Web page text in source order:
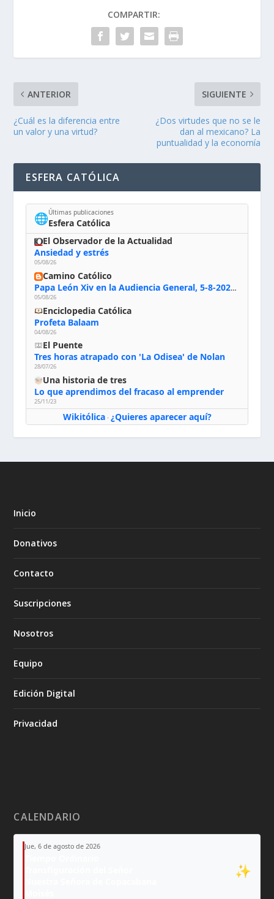
COMPARTIR:
ANTERIOR
¿Cuál es la diferencia entre
un valor y una virtud?
SIGUIENTE
¿Dos virtudes que no se le
dan al mexicano? La
puntualidad y la economía
ESFERA CATÓLICA
🌐Últimas publicaciones
Esfera Católica
El Observador de la Actualidad
Ansiedad y estrés
05/08/26
Camino Católico
Papa León Xiv en la Audiencia General, 5-8-2026: «Dios en el primer puesto; la oración, nuestra primera obligación; la liturgia, la primera fuente de la vida divina que se nos comunica, la primera escuela de nuestra vida espiritual»
05/08/26
Enciclopedia Católica
Profeta Balaam
04/08/26
El Puente
Tres horas atrapado con 'La Odisea' de Nolan
28/07/26
Una historia de tres
Lo que aprendimos del fracaso al emprender
25/11/23
Wikitólica· ¿Quieres aparecer aquí?
Inicio
Donativos
Contacto
Suscripciones
Nosotros
Equipo
Edición Digital
Privacidad
CALENDARIO
Jue, 6 de agosto de 2026
✨